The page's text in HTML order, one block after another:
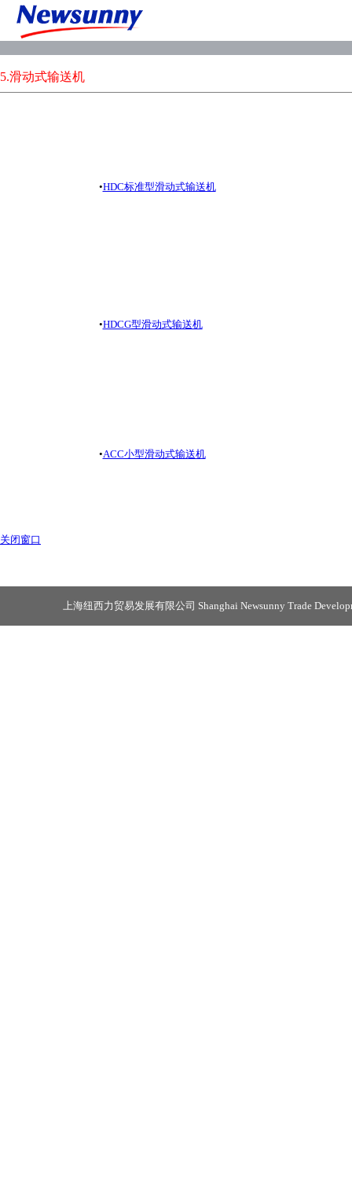
5.滑动式输送机
•HDC标准型滑动式输送机
•HDCG型滑动式输送机
•ACC小型滑动式输送机
关闭窗口
上海纽西力贸易发展有限公司 Shanghai Newsunny Trade